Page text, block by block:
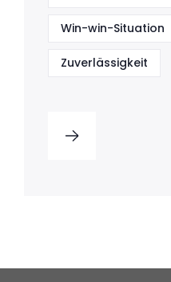
Win-win-Situation
Zuverlässigkeit